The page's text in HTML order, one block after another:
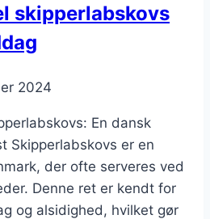
skipperlabskovs
2024
En dansk
Skipperlabskovs er en
der ofte serveres ved
Denne ret er kendt for
og alsidighed, hvilket gør